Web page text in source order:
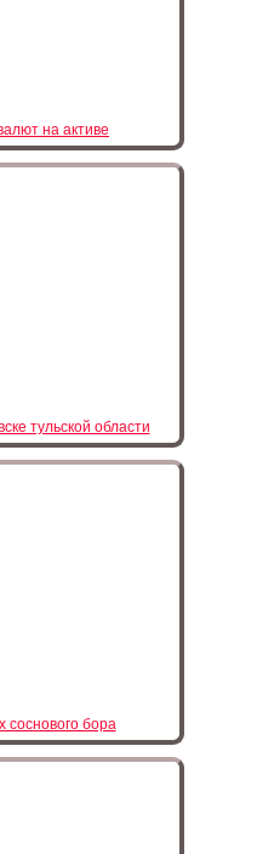
на активе
тульской области
соснового бора